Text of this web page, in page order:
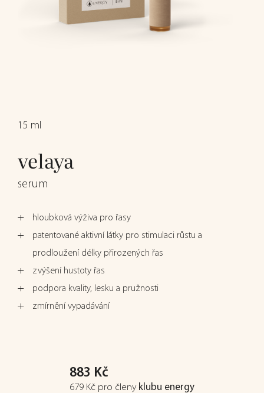
15 ml
velaya
serum
hloubková výživa pro řasy
patentované aktivní látky pro stimulaci růstu a
prodloužení délky přirozených řas
zvýšení hustoty řas
podpora kvality, lesku a pružnosti
zmírnění vypadávání
883 Kč
679 Kč pro členy klubu energy